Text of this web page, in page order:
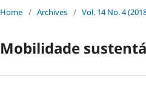
Home / Archives / Vol. 14 No. 4
Mobilidade